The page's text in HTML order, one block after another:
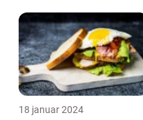
18 januar 2024